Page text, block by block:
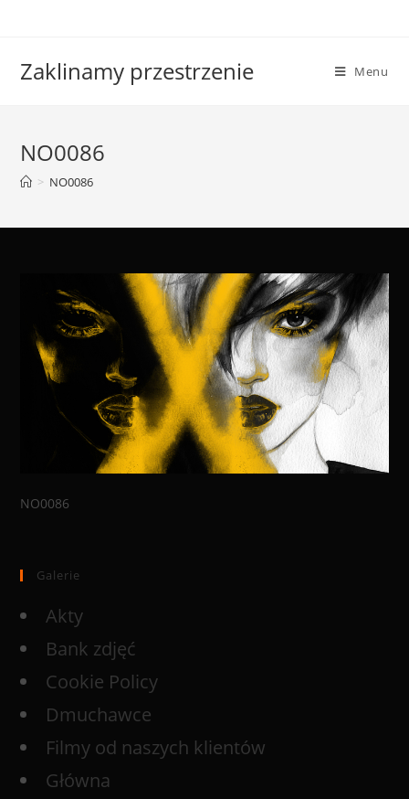
Zaklinamy przestrzenie Menu
NO0086
> NO0086
NO0086
Galerie
Akty
Bank zdjęć
Cookie Policy
Dmuchawce
Filmy od naszych klientów
Główna